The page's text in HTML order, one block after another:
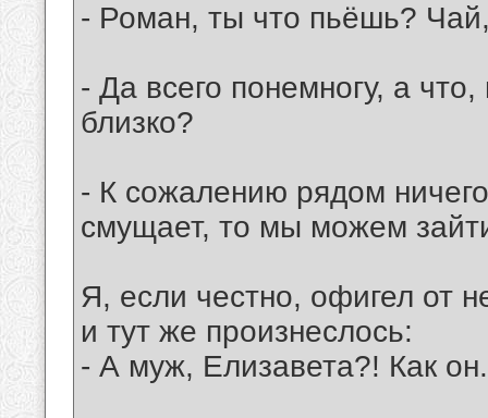
- Роман, ты что пьёшь?
- Да всего понемногу, а
близко?
- К сожалению рядом
смущает, то мы можем
Я, если честно, офигел от
и тут же произнеслось:
- А муж, Елизавета?! Как